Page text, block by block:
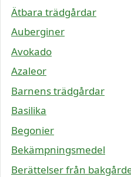
Ätbara trädgårdar
Auberginer
Avokado
Azaleor
Barnens trädgårdar
Basilika
Begonier
Bekämpningsmedel
Berättelser från